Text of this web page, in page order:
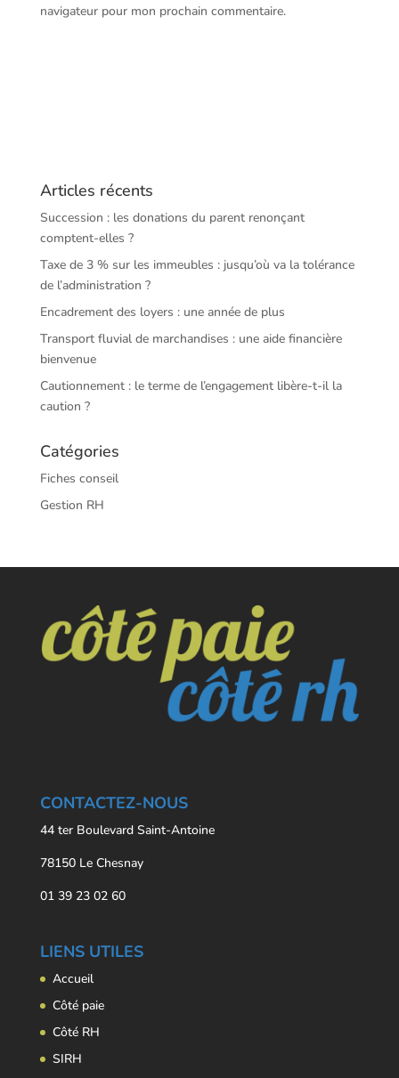
navigateur pour mon prochain commentaire.
Articles récents
Succession : les donations du parent renonçant
comptent-elles ?
Taxe de 3 % sur les immeubles : jusqu’où va la tolérance
de l’administration ?
Encadrement des loyers : une année de plus
Transport fluvial de marchandises : une aide financière
bienvenue
Cautionnement : le terme de l’engagement libère-t-il la
caution ?
Catégories
Fiches conseil
Gestion RH
CONTACTEZ-NOUS
44 ter Boulevard Saint-Antoine
78150 Le Chesnay
01 39 23 02 60
LIENS UTILES
Accueil
Côté paie
Côté RH
SIRH